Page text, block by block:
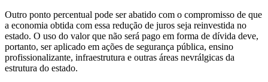
Outro ponto percentual pode ser abatido com o compromisso de que
a economia obtida com essa redução de juros seja reinvestida no
estado. O uso do valor que não será pago em forma de dívida deve,
portanto, ser aplicado em ações de segurança pública, ensino
profissionalizante, infraestrutura e outras áreas nevrálgicas da
estrutura do estado.